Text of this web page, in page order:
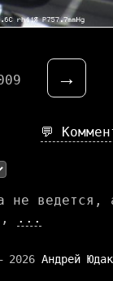
→
💬
не ведется,
...
2026 Андрей